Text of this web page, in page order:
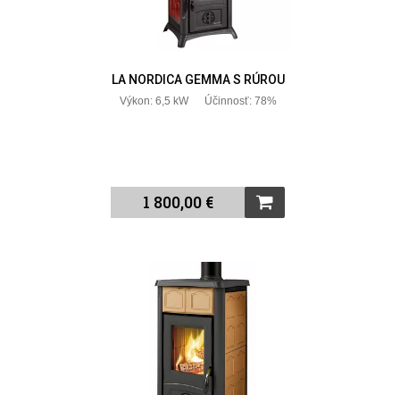
LA NORDICA GEMMA S RÚROU
Výkon: 6,5 kW Účinnosť: 78%
1 800,00 €